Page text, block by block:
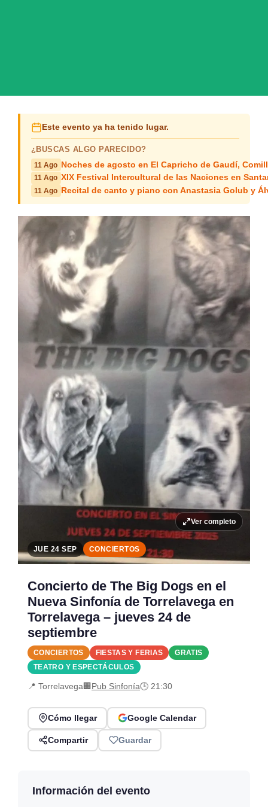
Este evento ya ha tenido lugar.
¿BUSCAS ALGO PARECIDO?
11 Ago Noches de agosto en El Capricho de Gaudí,
11 Ago XIX Festival Intercultural de las Naciones en
11 Ago Recital de canto y piano con Anastasia Golub y
Ver completo
JUE 24 SEP CONCIERTOS
Concierto de The Big Dogs en el
Nueva Sinfonía de Torrelavega en
Torrelavega – jueves 24 de
septiembre
CONCIERTOS FIESTAS Y FERIAS
GRATIS
TEATRO Y ESPECTÁCULOS
📍 Torrelavega🏢 Pub Sinfonía🕒 21:30
Cómo llegar Google Calendar
Compartir Guardar
Información del evento